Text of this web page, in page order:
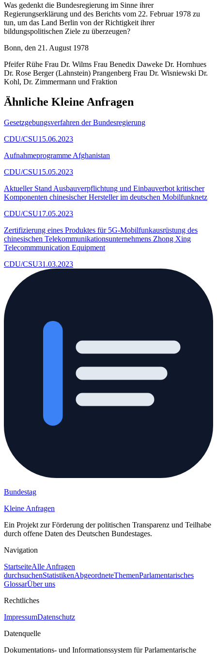
Was gedenkt die Bundesregierung im Sinne ihrer
Regierungserklärung und des Berichts vom 22. Februar 1978 zu
tun, um das Land Berlin von der Richtigkeit ihrer
bildungspolitischen Ziele zu überzeugen?
Bonn, den 21. August 1978
Pfeifer Rühe Frau Dr. Wilms Frau Benedix Daweke Dr. Hornhues
Dr. Rose Berger (Lahnstein) Prangenberg Frau Dr. Wisniewski Dr.
Kohl, Dr. Zimmermann und Fraktion
Ähnliche Kleine Anfragen
Gesetzgebungsverfahren der Bundesregierung
CDU/CSU15.06.2023
Aufnahmeprogramme Afghanistan
CDU/CSU15.05.2023
Aktueller Stand Ausbauverpflichtung und Einbauverbot kritischer
Komponenten chinesischer Hersteller im deutschen Mobilfunknetz
CDU/CSU17.05.2023
Zertifizierung eines Produktes für 5G-Mobilfunkausrüstung des
chinesischen Telekommunikationsunternehmens Zhong Xing
Telecommmunication Equipment
CDU/CSU31.03.2023
Bundestag
Kleine Anfragen
Ein Projekt zur Förderung der politischen Transparenz und Teilhabe
durch offene Daten des Deutschen Bundestages.
Navigation
StartseiteAlle Anfragen
durchsuchenStatistikenAbgeordneteThemenParlamentarisches
GlossarÜber uns
Rechtliches
ImpressumDatenschutz
Datenquelle
Dokumentations- und Informationssystem für Parlamentarische